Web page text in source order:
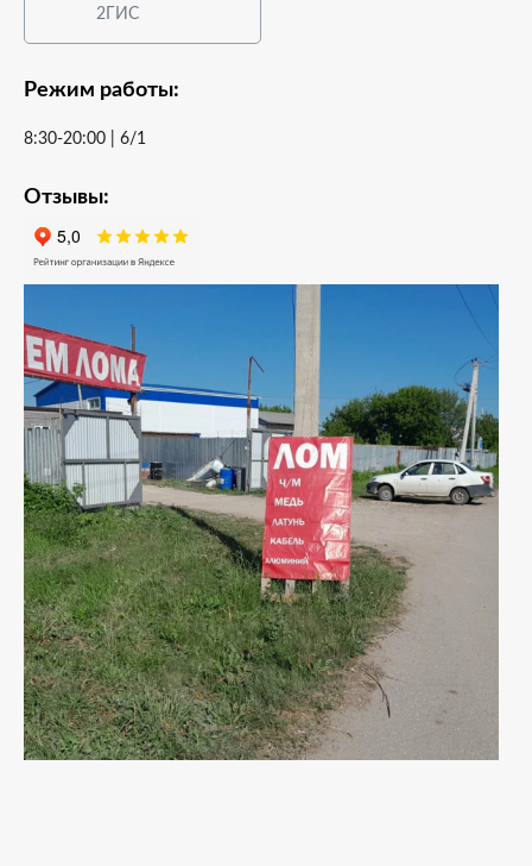
2ГИС
Режим работы:
8:30-20:00 | 6/1
Отзывы: